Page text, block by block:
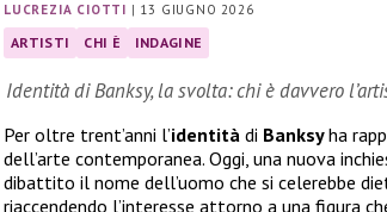
LUCREZIA CIOTTI | 13 GIUGNO 2026
ARTISTI CHI È INDAGINE
Identità di Banksy, la svolta: chi è davvero
Per oltre trent’anni l’identità di Banksyha
dell’arte contemporanea. Oggi, una nuova
dibattito il nome dell’uomo che si celerebbe
riaccendendo l’interesse attorno a una figura